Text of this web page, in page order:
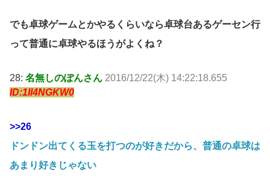
でも卓球ゲームとかやるくらいなら卓球台あるゲーセン行
って普通に卓球やるほうがよくね？
28: 名無しのぽんさん 2016/12/22(木) 14:22:18.655
ID:1Il4NGKW0
>>26
ドンドン出てくる玉を打つのが好きだから、普通の卓球は
あまり好きじゃない